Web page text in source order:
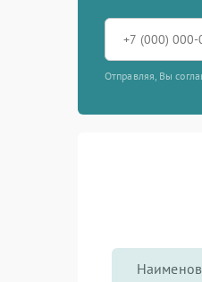
Отправляя, Вы